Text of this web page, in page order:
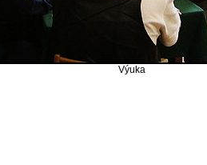
Výuka